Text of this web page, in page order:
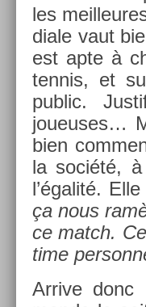
les
diale vaut
est apte à
ten­nis, et
pub­lic.
joueuses…
bien
la société,
l’égalité.
ça nous
ce match.
time
Ar­rive donc